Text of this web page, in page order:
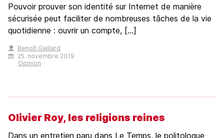
Pouvoir prouver son identité sur Internet de manière
sécurisée peut faciliter de nombreuses tâches de la vie
quotidienne : ouvrir un compte, [...]
Benoît Gaillard
25. novembre 2019
Opinion
Olivier Roy, les religions reines
Dans un entretien paru dans Le Temps, le politologue